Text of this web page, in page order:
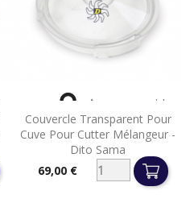
Couvercle Transparent Pour
Cuve Pour Cutter Mélangeur -
Dito Sama
Prix69,00 €
 Aperçu rapide